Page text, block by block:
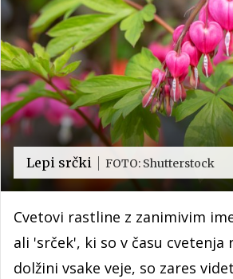
Lepi srčki FOTO: Shutterstock
Cvetovi rastline z zanimivim
ali 'srček', ki so v času cvetenja
dolžini vsake veje, so zares